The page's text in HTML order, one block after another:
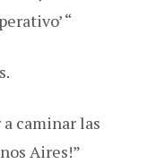
“
caminar las
Aires!”